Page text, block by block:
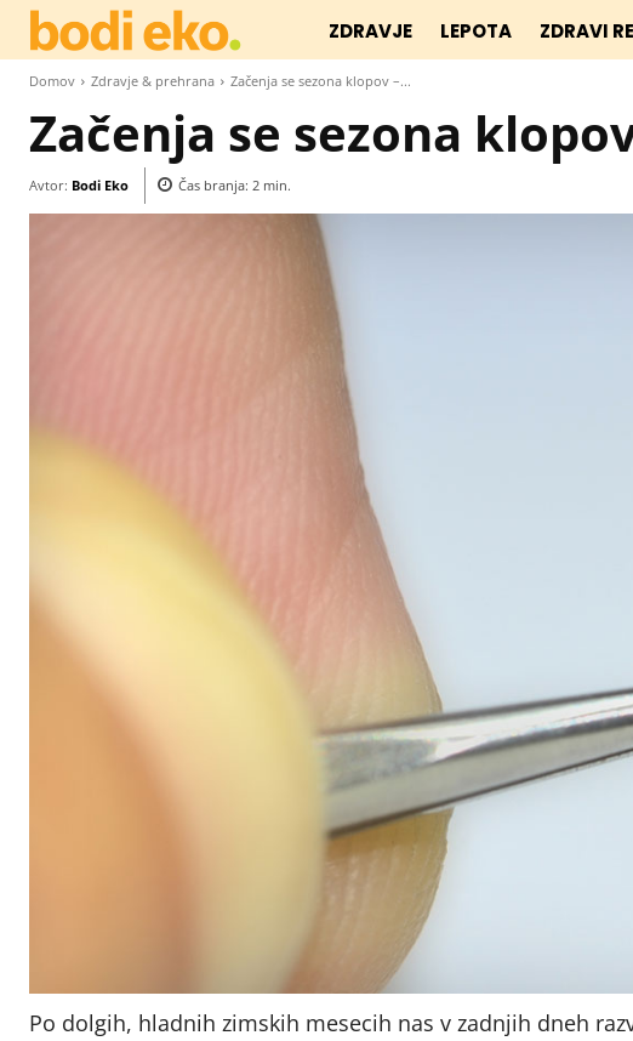
ZDRAVJE LEPOTA ZDRAVI
Domov Zdravje & prehrana Začenja se sezona klopov –...
Začenja se sezona
Avtor: Bodi Eko Čas branja: 2 min.
Po dolgih, hladnih zimskih mesecih nas v zadnjih dneh